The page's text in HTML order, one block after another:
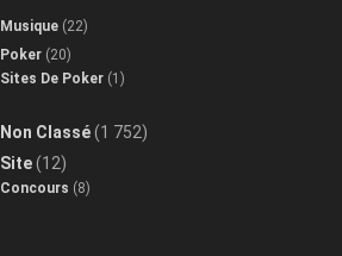
Musique (22)
Poker (20)
Sites De Poker (1)
Non Classé(1 752)
Site(12)
Concours (8)